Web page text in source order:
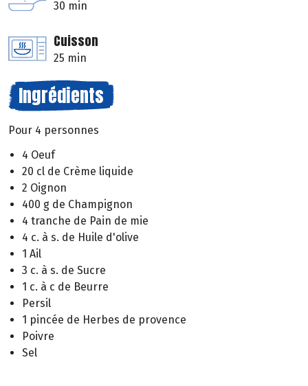
30 min
Cuisson
25 min
Ingrédients
Pour 4 personnes
4 Oeuf
20 cl de Crème liquide
2 Oignon
400 g de Champignon
4 tranche de Pain de mie
4 c. à s. de Huile d'olive
1 Ail
3 c. à s. de Sucre
1 c. à c de Beurre
Persil
1 pincée de Herbes de provence
Poivre
Sel